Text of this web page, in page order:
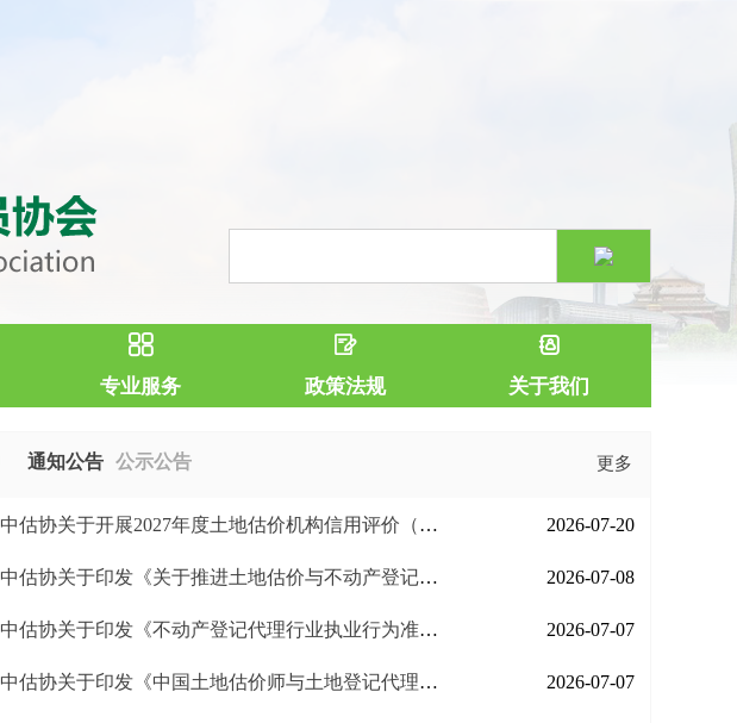
专业服务 政策法规 关于我们
通知公告 公示公告 更多
中估协关于开展2027年度土地估价机构信用评价（A级资信）工作的通知 2026-07-20
中估协关于印发《关于推进土地估价与不动产登记代理行业高质量发展的实施意见》的通知 2026-07-08
中估协关于印发《不动产登记代理行业执业行为准则》和《不动产登记代理行业职业道德准则》的通知 2026-07-07
中估协关于印发《中国土地估价师与土地登记代理人协会反不正当竞争行为实施意见（试行）》的通知 2026-07-07